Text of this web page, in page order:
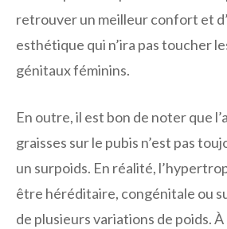
retrouver un meilleur confort et
esthétique qui n’ira pas toucher
génitaux féminins.
En outre, il est bon de noter que
graisses sur le pubis n’est pas
un surpoids. En réalité,
être héréditaire, congénitale ou
de plusieurs variations de poids.